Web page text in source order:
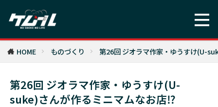
HOME ものづくり 第26回 ジオラマ作家・ゆうすけ(U-
第26回 ジオラマ作家・ゆうすけ(U-
suke)さんが作るミニマムなお店⁉︎